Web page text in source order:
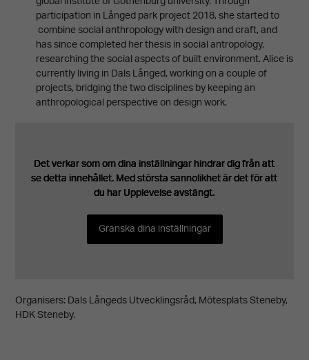
participation in Långed park project 2018, she started to
combine social anthropology with design and craft, and
has since completed her thesis in social antropology,
researching the social aspects of built environment. Alice is
currently living in Dals Långed, working on a couple of
projects, bridging the two disciplines by keeping an
anthropological perspective on design work.
Det verkar som om dina inställningar hindrar dig från att
se detta innehållet. Med största sannolikhet är det för att
du har Upplevelse avstängt.
Granska dina inställningar
Det verkar som om dina inställningar hindrar dig från att
se detta innehållet. Med största sannolikhet är det för att
du har Upplevelse avstängt.
Granska dina inställningar
Det verkar som om dina inställningar hindrar dig från att
se detta innehållet. Med största sannolikhet är det för att
du har Upplevelse avstängt.
Granska dina inställningar
Det verkar som om dina inställningar hindrar dig från att
se detta innehållet. Med största sannolikhet är det för att
du har Upplevelse avstängt.
Granska dina inställningar
Det verkar som om dina inställningar hindrar dig från att
se detta innehållet. Med största sannolikhet är det för att
du har Upplevelse avstängt.
Granska dina inställningar
Organisers: Dals Långeds Utvecklingsråd, Mötesplats Steneby,
HDK Steneby.
hemsidan
över huvud
taget ska
fungera.
För att vår
hemsida ska
prestera så
bra som
möjligt under
dessa